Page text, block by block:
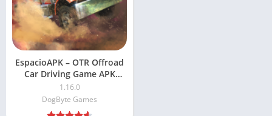
EspacioAPK – OTR Offroad
Car Driving Game APK
2026: Dinero ilimitado
1.16.0
DogByte Games